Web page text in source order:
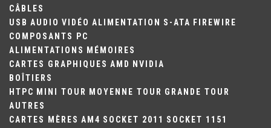
CÂBLES
USB AUDIO VIDÉO ALIMENTATION S-ATA FIREWIRE
COMPOSANTS PC
ALIMENTATIONS
MÉMOIRES
CARTES GRAPHIQUES AMD
NVIDIA
BOÎTIERS
HTPC MINI TOUR MOYENNE TOUR GRANDE TOUR
AUTRES
CARTES MÈRES AM4 SOCKET 2011
SOCKET 1151